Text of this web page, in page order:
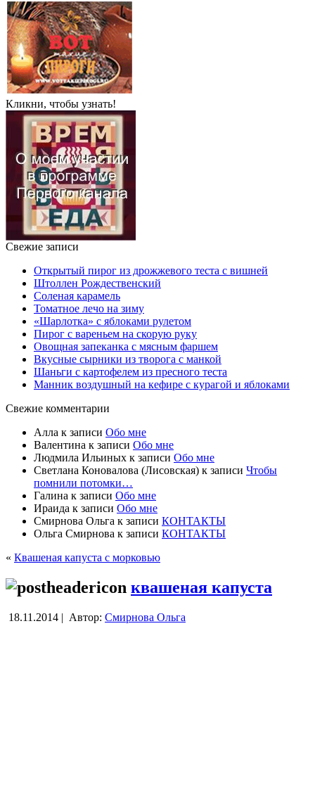
Кликни, чтобы узнать!
Свежие записи
Открытый пирог из дрожжевого теста с вишней
Штоллен Рождественский
Соленая карамель
Томатное лечо на зиму
«Шарлотка» с яблоками рулетом
Пирог с вареньем на скорую руку
Овощная запеканка с мясным фаршем
Вкусные сырники из творога с манкой
Шаньги с картофелем из пресного теста
Манник воздушный на кефире с курагой и яблоками
Свежие комментарии
Алла к записи Обо мне
Валентина к записи Обо мне
Людмила Ильиных к записи Обо мне
Светлана Коновалова (Лисовская) к записи Чтобы
помнили потомки…
Галина к записи Обо мне
Ираида к записи Обо мне
Смирнова Ольга к записи КОНТАКТЫ
Ольга Смирнова к записи КОНТАКТЫ
« Квашеная капуста с морковью
квашеная капуста
18.11.2014 | Автор: Смирнова Ольга